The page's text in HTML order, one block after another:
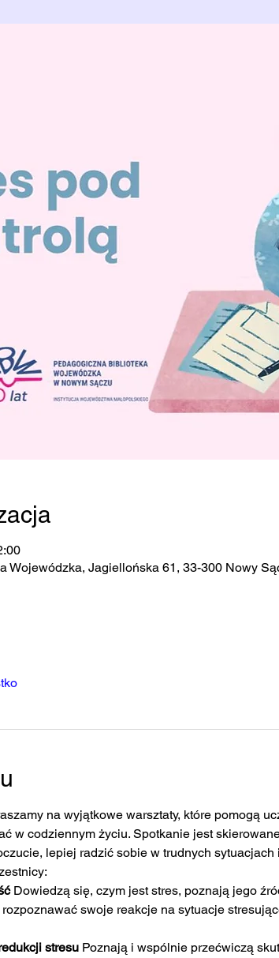
Wojewódzka, Jagiellońska 61, 33-300 Nowy
na wyjątkowe warsztaty, które pomogą
w codziennym życiu. Spotkanie jest
lepiej radzić sobie w trudnych
Dowiedzą się, czym jest stres, poznają jego
swoje reakcje na sytuacje
stresu Poznają i wspólnie przećwiczą